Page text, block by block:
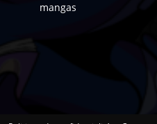
mangas